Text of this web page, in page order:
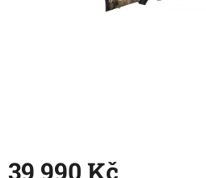
39 990 Kč